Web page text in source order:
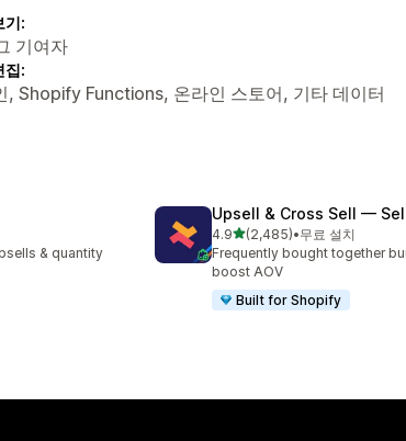
기:
기여자
집:
, Shopify Functions, 온라인 스토어, 기타 데이터
& quantity
Upsell & Cross Sell —
4.9별 5개 중
(2,485)
총 리뷰 2485개
•무료 설치
Frequently bought together
boost AOV
Built for Shopify